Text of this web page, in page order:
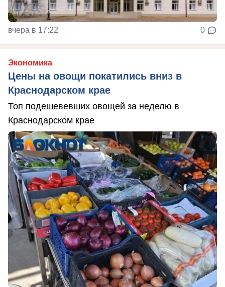
вчера в 17:22 0
Экономика
Цены на овощи покатились вниз в
Краснодарском крае
Топ подешевевших овощей за неделю в
Краснодарском крае